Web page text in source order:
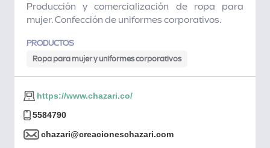
Producción y comercialización de ropa para
mujer. Confección de uniformes corporativos.
PRODUCTOS
Ropa para mujer y uniformes corporativos
https://www.chazari.co/
5584790
chazari@creacioneschazari.com